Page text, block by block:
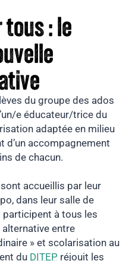
: le
du groupe des ados
e éducateur/trice du
adaptée en milieu
d’un accompagnement
de chacun.
accueillis par leur
dans leur salle de
participent à tous les
entre
» et scolarisation au
du DITEP réjouit les